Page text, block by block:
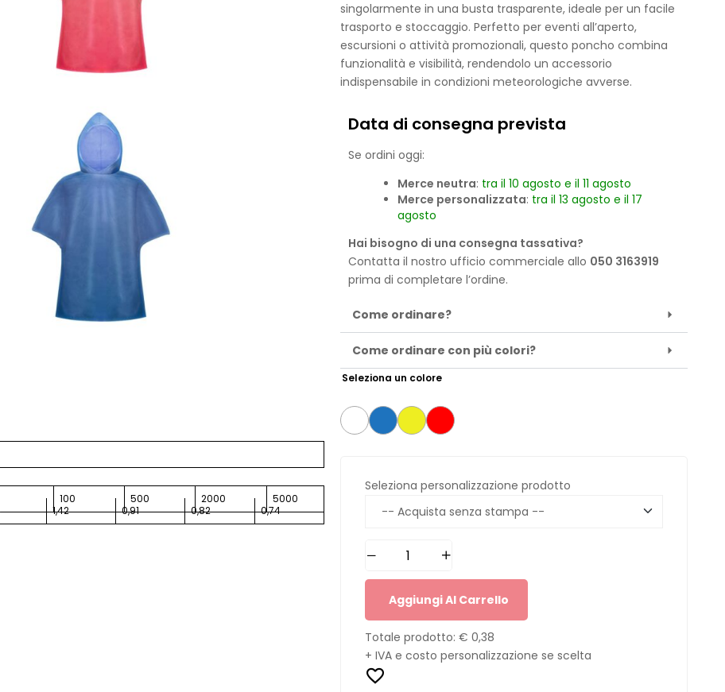
100 500 2000 5000
1,42 0,91 0,82 0,74
singolarmente in una busta trasparente, ideale per un facile
trasporto e stoccaggio. Perfetto per eventi all’aperto,
escursioni o attività promozionali, questo poncho combina
funzionalità e visibilità, rendendolo un accessorio
indispensabile in condizioni meteorologiche avverse.
Data di consegna prevista
Se ordini oggi:
Merce neutra: tra il 10 agosto e il 11 agosto
Merce personalizzata: tra il 13 agosto e il 17
agosto
Hai bisogno di una consegna tassativa?
Contatta il nostro ufficio commerciale allo 050 3163919
prima di completare l’ordine.
Come ordinare?
Come ordinare con più colori?
Seleziona un colore
Seleziona personalizzazione prodotto
Aggiungi Al Carrello
Totale prodotto: € 0,38
+ IVA e costo personalizzazione se scelta